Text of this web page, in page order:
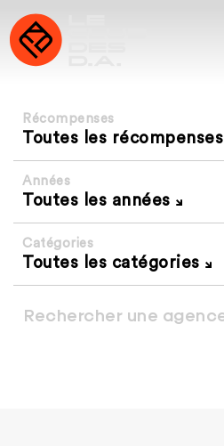
Récompenses
Toutes les récompenses
Années
Toutes les années
Catégories
Toutes les catégories